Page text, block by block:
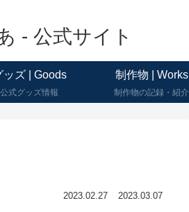
ッズ | Goods
公式グッズ情報
制作物 | Works
制作物の記録・紹介
2023.02.27 2023.03.07